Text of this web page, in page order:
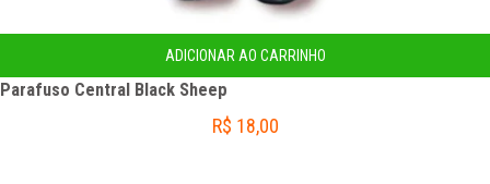
ADICIONAR AO CARRINHO
Parafuso Central Black Sheep
R$ 18,00